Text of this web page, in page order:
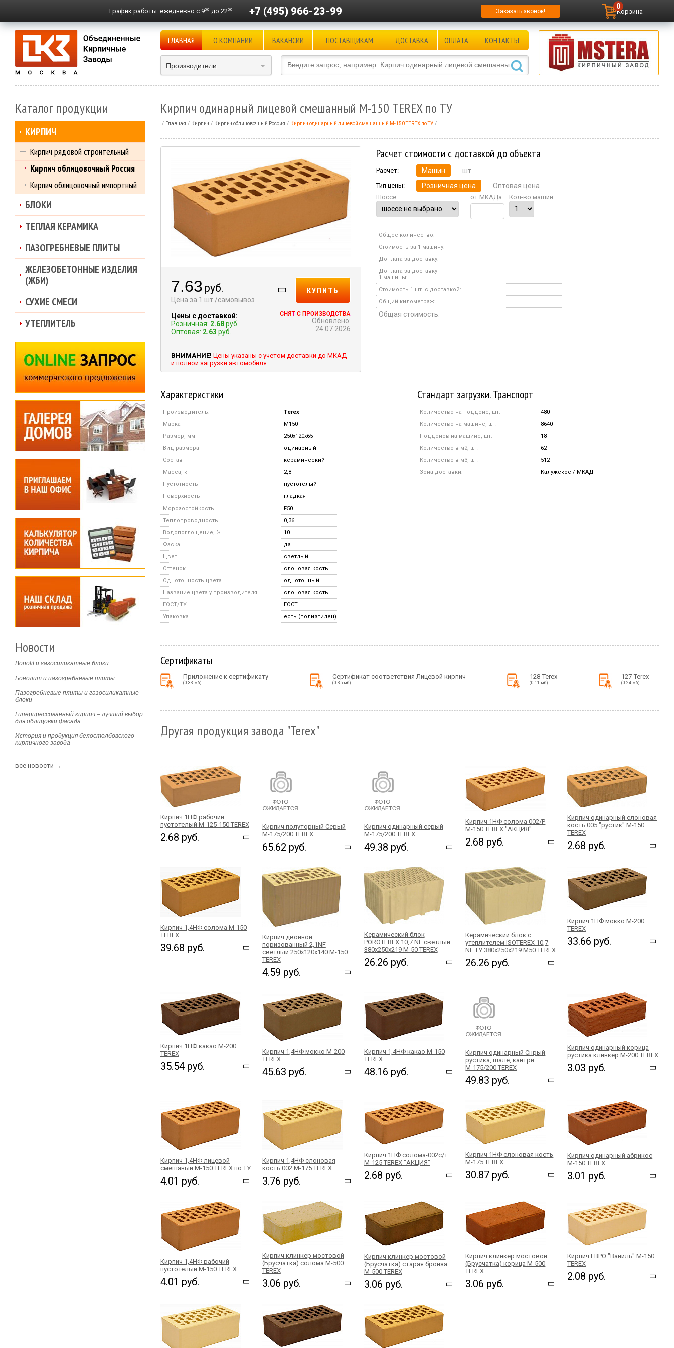
График работы: ежедневно с 900 до 2200 +7 (495) 966-23-99 Заказать звонок! Корзина
0
ГЛАВНАЯ О КОМПАНИИ ВАКАНСИИ ПОСТАВЩИКАМ ДОСТАВКА ОПЛАТА КОНТАКТЫ
Производители
Кирпич одинарный лицевой смешанный М-150 TEREX по ТУ
Главная Кирпич Кирпич облицовочный Россия Кирпич одинарный лицевой смешанный М-150 TEREX по ТУ
7.63 руб.
Цена за 1 шт./самовывоз
Цены с доставкой:
Розничная: 2.68руб.
Оптовая: 2.63 руб.
КУПИТЬ
Обновлено:
24.07.2026
ВНИМАНИЕ! Цены указаны с учетом доставки до МКАД
и полной загрузки автомобиля
Расчет стоимости с доставкой до объекта
Расчет: Машин шт.
Тип цены: Розничная цена Оптовая цена
Шоссе: от МКАДа: Кол-во машин:
Общее количество:
Стоимость за 1 машину:
Доплата за доставку:
Доплата за доставку
1 машины:
Стоимость 1 шт. с доставкой:
Общий километраж:
Общая стоимость:
Характеристики
Производитель:
Terex
Марка
M150
Размер, мм
250x120x65
Вид размера
одинарный
Состав
керамический
Масса, кг
2,8
Пустотность
пустотелый
Поверхность
гладкая
Морозостойкость
F50
Теплопроводность
0,36
Водопоглощение, %
10
Фаска
да
Цвет
светлый
Оттенок
слоновая кость
Однотонность цвета
однотонный
Название цвета у производителя
слоновая кость
ГОСТ/ТУ
ГОСТ
Упаковка
есть (полиэтилен)
Стандарт загрузки. Транспорт
Количество на поддоне, шт.
480
Количество на машине, шт.
8640
Поддонов на машине, шт.
18
Количество в м2, шт.
62
Количество в м3, шт.
512
Зона доставки:
Калужское / МКАД
Сертификаты
Приложение к сертификату
(0.33 мб)
Сертификат соответствия Лицевой кирпич
(0.35 мб)
128-Terex
(0.11 мб)
127-Terex
(0.24 мб)
Другая продукция завода "Terex"
Кирпич 1НФ рабочий
пустотелый М-125-150 TEREX
2.68 руб.
Кирпич полуторный Серый
М-175/200 TEREX
65.62 руб.
Кирпич одинарный серый
М-175/200 TEREX
49.38 руб.
Кирпич 1НФ солома 002/Р
М-150 TEREX "АКЦИЯ"
2.68 руб.
Кирпич одинарный слоновая
кость 005 "рустик" М-150
TEREX
2.68 руб.
Кирпич 1,4НФ солома М-150
TEREX
39.68 руб.
Кирпич двойной
поризованный 2,1NF
светлый 250x120x140 М-150
ТEREX
4.59 руб.
Керамический блок
POROTEREX 10,7 NF светлый
380x250x219 М-50 TEREX
26.26 руб.
Керамический блок с
утеплителем ISOTEREX 10,7
NF ТУ 380x250x219 М50 TEREX
26.26 руб.
Кирпич 1НФ мокко М-200
TEREX
33.66 руб.
Кирпич 1НФ какао М-200
TEREX
35.54 руб.
Кирпич 1,4НФ мокко М-200
TEREX
45.63 руб.
Кирпич 1,4НФ какао М-150
TEREX
48.16 руб.
Кирпич одинарный Снрый
рустика, шале, кантри
М-175/200 TEREX
49.83 руб.
Кирпич одинарный корица
рустика клинкер М-200 TEREX
3.03 руб.
Кирпич 1,4НФ лицевой
смешаный М-150 TEREX по ТУ
4.01 руб.
Кирпич 1,4НФ слоновая
кость 002 М-175 TEREX
3.76 руб.
Кирпич 1НФ солома-002с/т
М-125 TEREX "АКЦИЯ"
2.68 руб.
Кирпич 1НФ слоновая кость
М-175 TEREX
30.87 руб.
Кирпич одинарный абрикос
М-150 TEREX
3.01 руб.
Кирпич 1,4НФ рабочий
пустотелый М-150 TEREX
4.01 руб.
Кирпич клинкер мостовой
(Брусчатка) солома М-500
TEREX
3.06 руб.
Кирпич клинкер мостовой
(Брусчатка) старая бронза
М-500 TEREX
3.06 руб.
Кирпич клинкер мостовой
(Брусчатка) корица М-500
TEREX
3.06 руб.
Кирпич ЕВРО "Ваниль" М-150
TEREX
2.08 руб.
Каталог продукции
КИРПИЧ
Кирпич рядовой строительный
Кирпич облицовочный Россия
Кирпич облицовочный импортный
БЛОКИ
ТЕПЛАЯ КЕРАМИКА
ПАЗОГРЕБНЕВЫЕ ПЛИТЫ
ЖЕЛЕЗОБЕТОННЫЕ ИЗДЕЛИЯ
(ЖБИ)
СУХИЕ СМЕСИ
УТЕПЛИТЕЛЬ
Новости
Bonolit и газосиликатные блоки
Бонолит и пазогребневые плиты
Пазогребневые плиты и газосиликатные
блоки
Гиперпрессованный кирпич – лучший выбор
для облицовки фасада
История и продукция белостолбовского
кирпичного завода
все новости →